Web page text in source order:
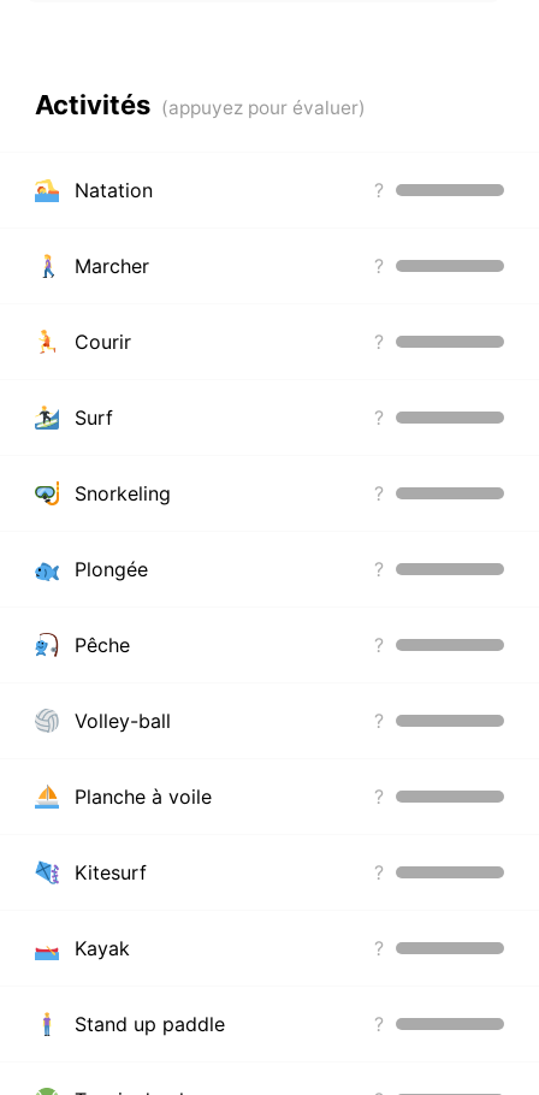
Activités
Natation ?
Marcher ?
Courir ?
Surf ?
Snorkeling ?
Plongée ?
Pêche ?
Volley-ball ?
Planche à voile ?
Kitesurf ?
Kayak ?
Stand up paddle ?